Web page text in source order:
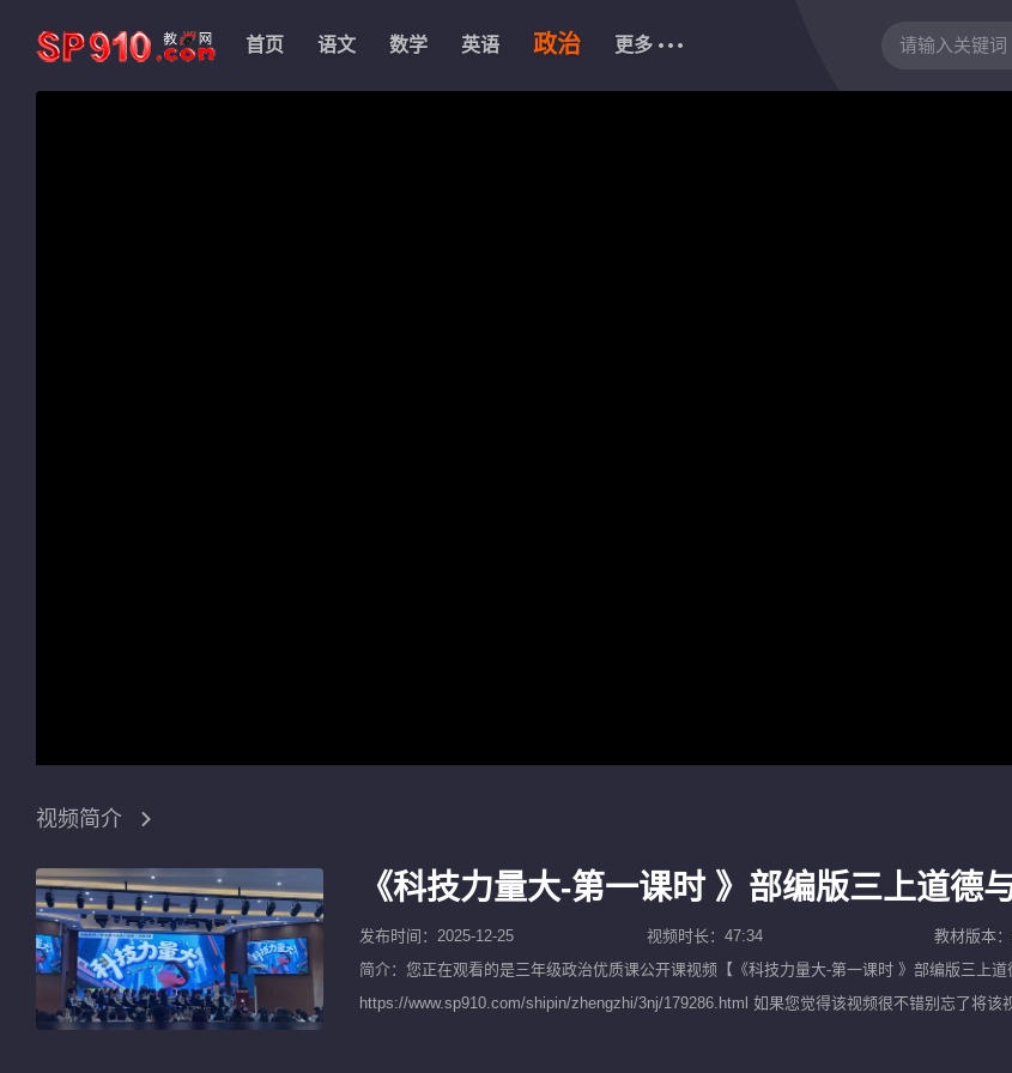
首页 语文 数学 英语 政治 更多
视频简介
《科技力量大-第一课时 》部编版三上道德
发布时间：2025-12-25 视频时长：47:34
教材版本
简介：您正在观看的是三年级政治优质课公开课视频【 《科技力量大-第一课时 》部编版三上
https://www.sp910.com/shipin/zhengzhi/3nj/179286.html 如果您觉得该视频很不错别忘了将